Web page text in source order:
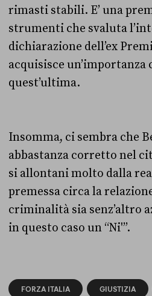
rimasti stabili. E’ una
strumenti che svaluta
dichiarazione dell’ex
acquisisce un’importanza
quest’ultima.
Insomma, ci sembra che
abbastanza corretto nel
si allontani molto dalla
premessa circa la
criminalità sia senz’altro
in questo caso un “Ni'”.
FORZA ITALIA GIUSTIZIA